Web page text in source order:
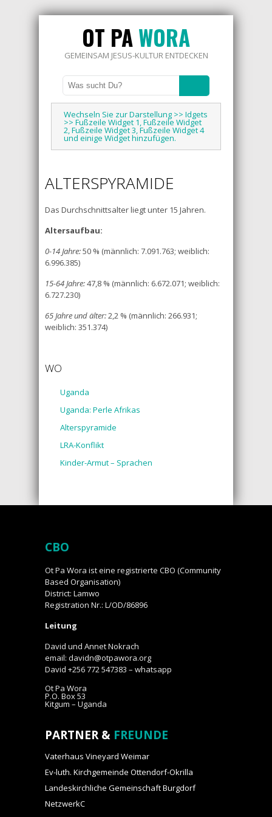
OT PAWORA
GEMEINSAM JESUS-KULTUR ENTDECKEN
Wechseln Sie zur Darstellung >> Idgets
>> Fußzeile Widget 1, Fußzeile Widget
2, Fußzeile Widget 3, Fußzeile Widget 4
und einige Widget hinzufügen.
ALTERSPYRAMIDE
Das Durchschnittsalter liegt unter 15 Jahren.
Altersaufbau:
0-14 Jahre:50 % (männlich: 7.091.763; weiblich:
6.996.385)
15-64 Jahre:47,8 % (männlich: 6.672.071; weiblich:
6.727.230)
65 Jahre und älter:2,2 % (männlich: 266.931;
weiblich: 351.374)
WO
Uganda
Uganda: Perle Afrikas
Alterspyramide
LRA-Konflikt
Kinder-Armut – Sprachen
CBO
Ot Pa Wora ist eine registrierte CBO (Community
Based Organisation)
District: Lamwo
Registration Nr.: L/OD/86896
Leitung
David und Annet Nokrach
email: davidn@otpawora.org
David +256 772 547383 – whatsapp
Ot Pa Wora
P.O. Box 53
Kitgum – Uganda
PARTNER & FREUNDE
Vaterhaus Vineyard Weimar
Ev-luth. Kirchgemeinde Ottendorf-Okrilla
Landeskirchliche Gemeinschaft Burgdorf
NetzwerkC